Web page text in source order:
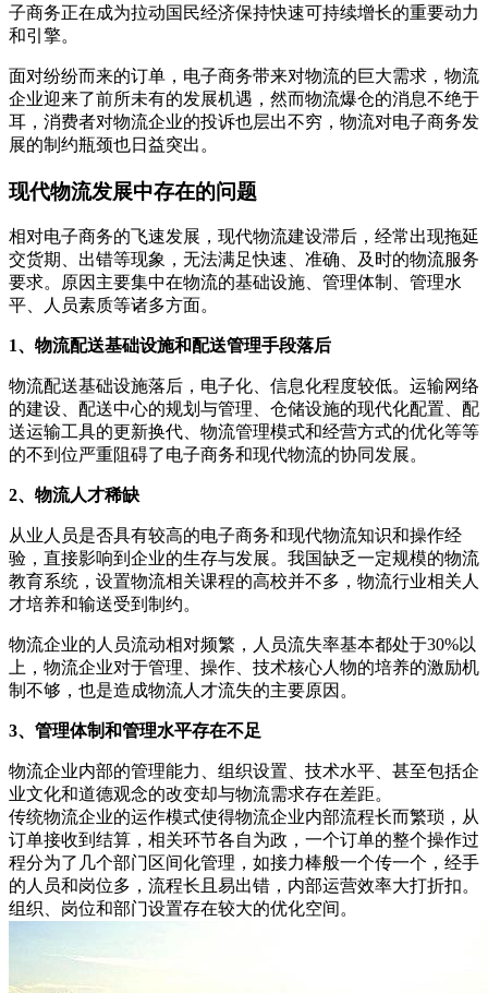
子商务正在成为拉动国民经济保持快速可持续增长的重要动力
和引擎。
面对纷纷而来的订单，电子商务带来对物流的巨大需求，物流
企业迎来了前所未有的发展机遇，然而物流爆仓的消息不绝于
耳，消费者对物流企业的投诉也层出不穷，物流对电子商务发
展的制约瓶颈也日益突出。
现代物流发展中存在的问题
相对电子商务的飞速发展，现代物流建设滞后，经常出现拖延
交货期、出错等现象，无法满足快速、准确、及时的物流服务
要求。原因主要集中在物流的基础设施、管理体制、管理水
平、人员素质等诸多方面。
1、物流配送基础设施和配送管理手段落后
物流配送基础设施落后，电子化、信息化程度较低。运输网络
的建设、配送中心的规划与管理、仓储设施的现代化配置、配
送运输工具的更新换代、物流管理模式和经营方式的优化等等
的不到位严重阻碍了电子商务和现代物流的协同发展。
2、物流人才稀缺
从业人员是否具有较高的电子商务和现代物流知识和操作经
验，直接影响到企业的生存与发展。我国缺乏一定规模的物流
教育系统，设置物流相关课程的高校并不多，物流行业相关人
才培养和输送受到制约。
物流企业的人员流动相对频繁，人员流失率基本都处于30%以
上，物流企业对于管理、操作、技术核心人物的培养的激励机
制不够，也是造成物流人才流失的主要原因。
3、管理体制和管理水平存在不足
物流企业内部的管理能力、组织设置、技术水平、甚至包括企
业文化和道德观念的改变却与物流需求存在差距。
传统物流企业的运作模式使得物流企业内部流程长而繁琐，从
订单接收到结算，相关环节各自为政，一个订单的整个操作过
程分为了几个部门区间化管理，如接力棒般一个传一个，经手
的人员和岗位多，流程长且易出错，内部运营效率大打折扣。
组织、岗位和部门设置存在较大的优化空间。